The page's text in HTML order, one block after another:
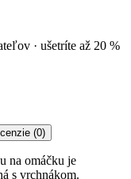
· ušetríte až 20 %
(0)
na omáčku je
s vrchnákom.